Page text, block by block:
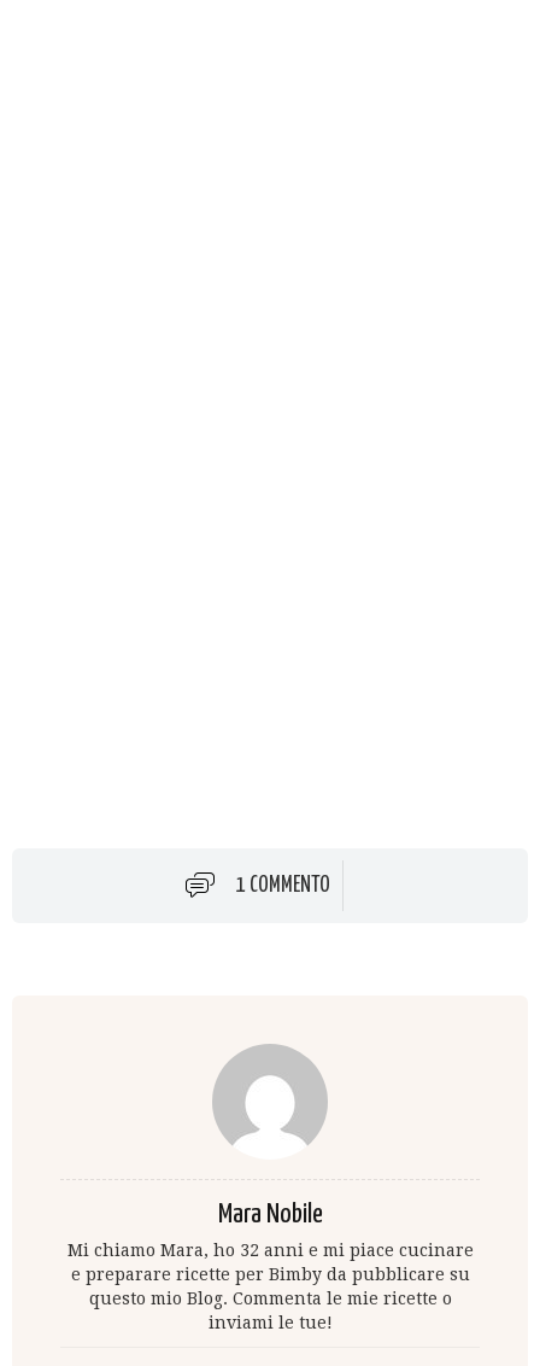
1 COMMENTO
Mara Nobile
Mi chiamo Mara, ho 32 anni e mi piace cucinare
e preparare ricette per Bimby da pubblicare su
questo mio Blog. Commenta le mie ricette o
inviami le tue!